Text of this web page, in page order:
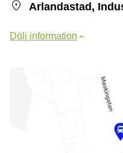
Arlandastad,
Dölj information